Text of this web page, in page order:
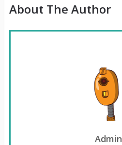
About The Author
Admin